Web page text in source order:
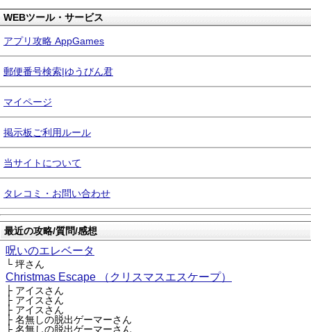
WEBツール・サービス
アプリ攻略 AppGames
郵便番号検索|ゆうびん君
マイページ
掲示板ご利用ルール
当サイトについて
タレコミ・お問い合わせ
最近の攻略/質問/感想
呪いのエレベータ
└ 坪さん
Christmas Escape （クリスマスエスケープ）
├ アイスさん
├ アイスさん
├ アイスさん
├ 名無しの脱出ゲーマーさん
├ 名無しの脱出ゲーマーさん